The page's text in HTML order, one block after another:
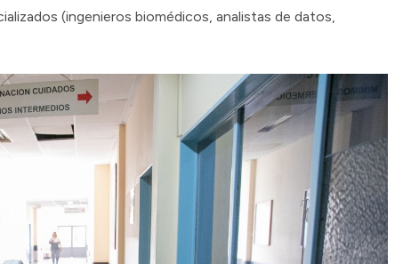
(ingenieros biomédicos, analistas de datos,